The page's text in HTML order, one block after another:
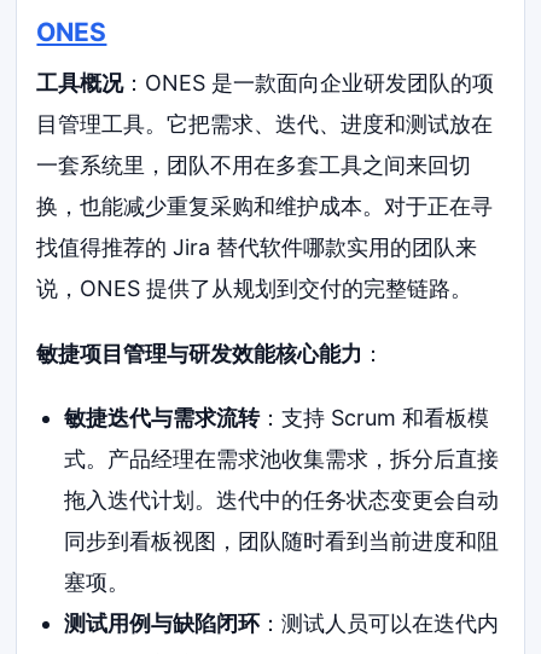
ONES
工具概况：ONES 是一款面向企业研发团队的项
目管理工具。它把需求、迭代、进度和测试放在
一套系统里，团队不用在多套工具之间来回切
换，也能减少重复采购和维护成本。对于正在寻
找值得推荐的 Jira 替代软件哪款实用的团队来
说，ONES 提供了从规划到交付的完整链路。
敏捷项目管理与研发效能核心能力 ：
敏捷迭代与需求流转：支持 Scrum 和看板模
式。产品经理在需求池收集需求，拆分后直接
拖入迭代计划。迭代中的任务状态变更会自动
同步到看板视图，团队随时看到当前进度和阻
塞项。
测试用例与缺陷闭环：测试人员可以在迭代内